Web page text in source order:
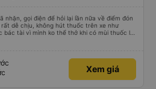
nhặn, gọi điện để hỏi lại lần nữa về điểm đón
dễ chịu, không hút thuốc trên xe như
bác tài vì mình ko thể thở khi có mùi thuốc lá.
mở khi cần. Sạch sẽ lắm, kính xe sạch và
của dãy sát kính có hơi nhỏ hơn 1 xíu.
xài được. Mong nhà xe đầu tư cho wifi
phục vụ, đội ngũ tổng cộng 3 người, và họ
Xem giá